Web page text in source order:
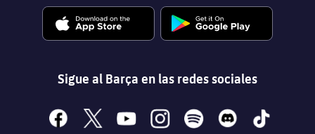
Sigue al Barça en las redes sociales
facebook
x youtubeinstagramspotify discord tiktok